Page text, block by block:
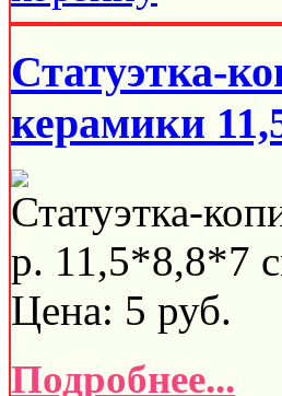
Статуэтка-
керамики
Статуэтка-
р. 11,5*8,8*7
Цена: 5 руб.
Подробнее...